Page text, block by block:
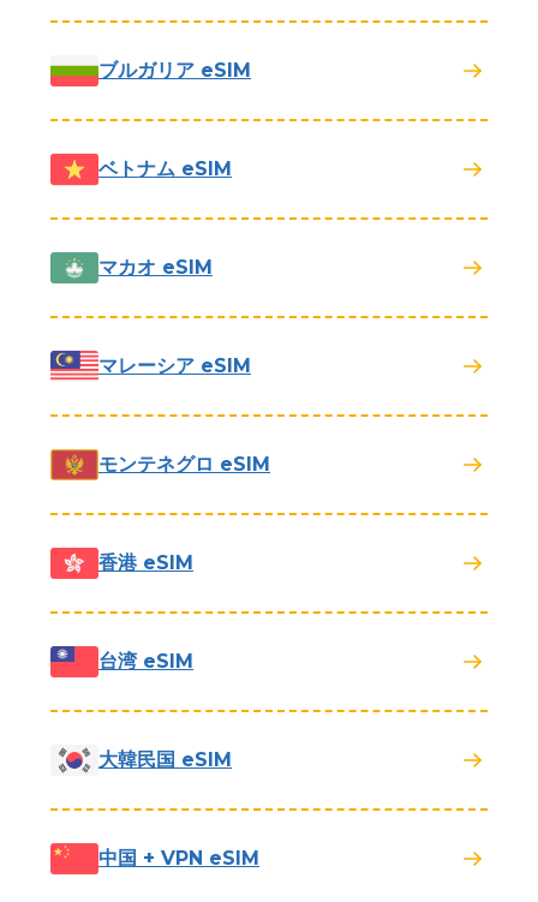
ブルガリア eSIM
ベトナム eSIM
マカオ eSIM
マレーシア eSIM
モンテネグロ eSIM
香港 eSIM
台湾 eSIM
大韓民国 eSIM
中国 + VPN eSIM